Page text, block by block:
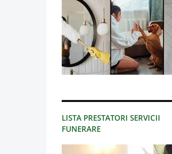
LISTA PRESTATORI SERVICII
FUNERARE